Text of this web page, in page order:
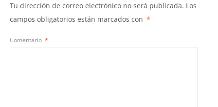
Tu dirección de correo electrónico no será publicada. Los
campos obligatorios están marcados con *
Comentario *